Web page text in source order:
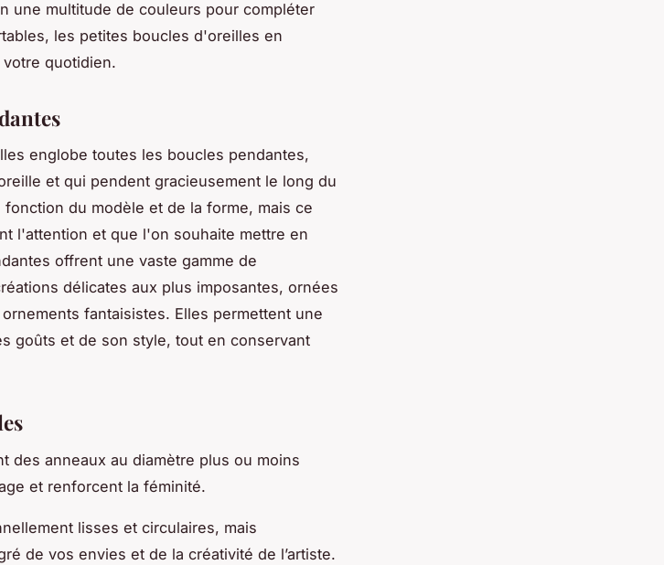
une multitude de couleurs pour compléter
les petites boucles d'oreilles en
quotidien.
englobe toutes les boucles pendantes,
et qui pendent gracieusement le long du
du modèle et de la forme, mais ce
l'attention et que l'on souhaite mettre en
offrent une vaste gamme de
délicates aux plus imposantes, ornées
fantaisistes. Elles permettent une
goûts et de son style, tout en conservant
des anneaux au diamètre plus ou moins
et renforcent la féminité.
lisses et circulaires, mais
de vos envies et de la créativité de l’artiste.